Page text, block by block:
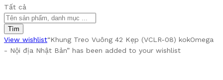
Tất cả
Tìm
View wishlist“Khung Treo Vuông 42 Kẹp (VCLR-08) kokOmega
- Nội địa Nhật Bản” has been added to your wishlist